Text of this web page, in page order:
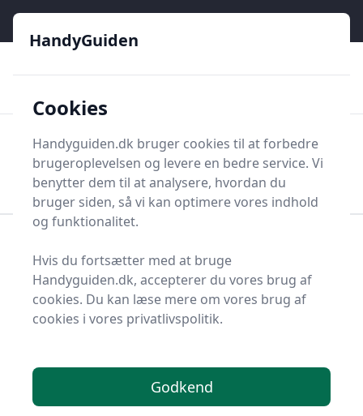
HandyGuiden
Søg nu
Søg nu
Større værktøj
Høvleværktøj Tykkelseshøvl
Bedste tykkelseshøvle
til dig - 4 gode valg
Du er landet på HandyGuiden, det helt rigtige sted at
finde tykkelseshøvle. Vi har udvalgt de 4 bedste
HandyGuiden
Cookies
Handyguiden.dk bruger cookies til at forbedre
brugeroplevelsen og levere en bedre service. Vi
benytter dem til at analysere, hvordan du
bruger siden, så vi kan optimere vores indhold
og funktionalitet.
Hvis du fortsætter med at bruge
Handyguiden.dk, accepterer du vores brug af
cookies. Du kan læse mere om vores brug af
cookies i vores privatlivspolitik.
Godkend